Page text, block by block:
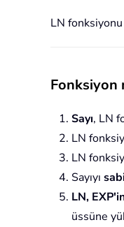
LN
Fonksiyon
Sayı, LN
LN
LN
Sayıyı
LN,
üssüne